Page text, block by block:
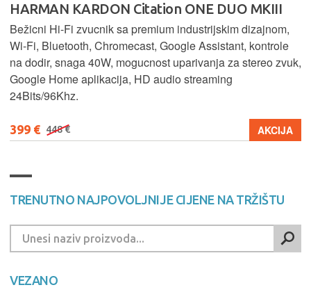
HARMAN KARDON Citation ONE DUO MKIII
Bežicni Hi-Fi zvucnik sa premium industrijskim dizajnom,
Wi-Fi, Bluetooth, Chromecast, Google Assistant, kontrole
na dodir, snaga 40W, mogucnost uparivanja za stereo zvuk,
Google Home aplikacija, HD audio streaming
24Bits/96Khz.
399 € 448 € AKCIJA
TRENUTNO NAJPOVOLJNIJE CIJENE NA TRŽIŠTU
VEZANO